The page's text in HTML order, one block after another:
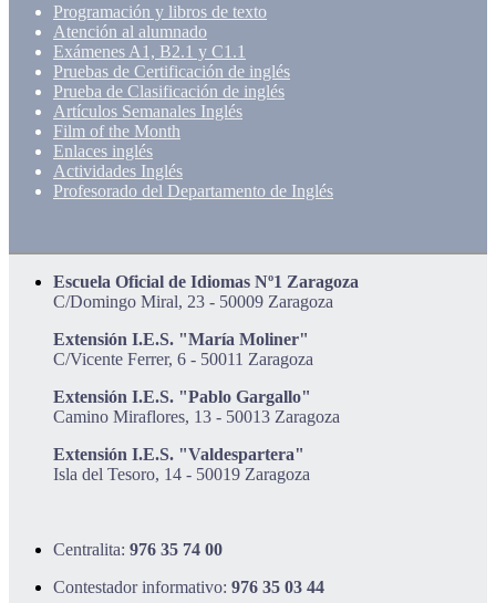
Programación y libros de texto
Atención al alumnado
Exámenes A1, B2.1 y C1.1
Pruebas de Certificación de inglés
Prueba de Clasificación de inglés
Artículos Semanales Inglés
Film of the Month
Enlaces inglés
Actividades Inglés
Profesorado del Departamento de Inglés
Escuela Oficial de Idiomas Nº1 Zaragoza
C/Domingo Miral, 23 - 50009 Zaragoza
Extensión I.E.S. "María Moliner"
C/Vicente Ferrer, 6 - 50011 Zaragoza
Extensión I.E.S. "Pablo Gargallo"
Camino Miraflores, 13 - 50013 Zaragoza
Extensión I.E.S. "Valdespartera"
Isla del Tesoro, 14 - 50019 Zaragoza
Centralita: 976 35 74 00
Contestador informativo: 976 35 03 44